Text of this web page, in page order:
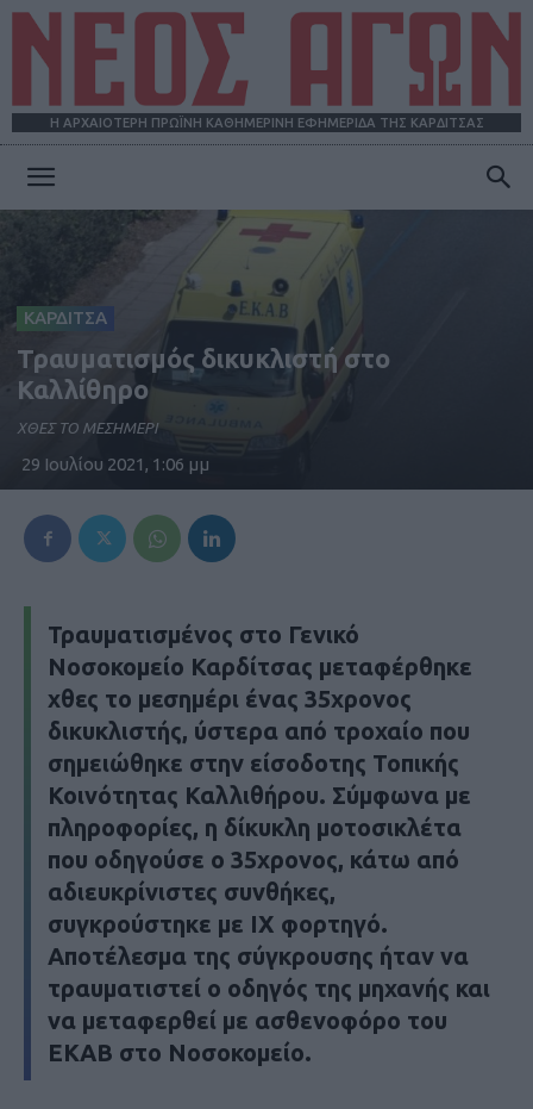
Η ΑΡΧΑΙΟΤΕΡΗ ΠΡΩΪΝΗ ΚΑΘΗΜΕΡΙΝΗ ΕΦΗΜΕΡΙΔΑ ΤΗΣ ΚΑΡΔΙΤΣΑΣ
ΑΓΩΝ
ΚΑΡΔΙΤΣΑ
Τραυματισμός δικυκλιστή στο
Καλλίθηρο
ΧΘΕΣ ΤΟ ΜΕΣΗΜΕΡΙ
29 Ιουλίου 2021, 1:06 μμ
Τραυματισμένος στο Γενικό
Νοσοκομείο Καρδίτσας μεταφέρθηκε
χθες το μεσημέρι ένας 35χρονος
δικυκλιστής, ύστερα από τροχαίο που
σημειώθηκε στην είσοδοτης Τοπικής
Κοινότητας Καλλιθήρου. Σύμφωνα με
πληροφορίες, η δίκυκλη μοτοσικλέτα
που οδηγούσε ο 35χρονος, κάτω από
αδιευκρίνιστες συνθήκες,
συγκρούστηκε με ΙΧ φορτηγό.
Αποτέλεσμα της σύγκρουσης ήταν να
τραυματιστεί ο οδηγός της μηχανής και
να μεταφερθεί με ασθενοφόρο του
ΕΚΑΒ στο Νοσοκομείο.